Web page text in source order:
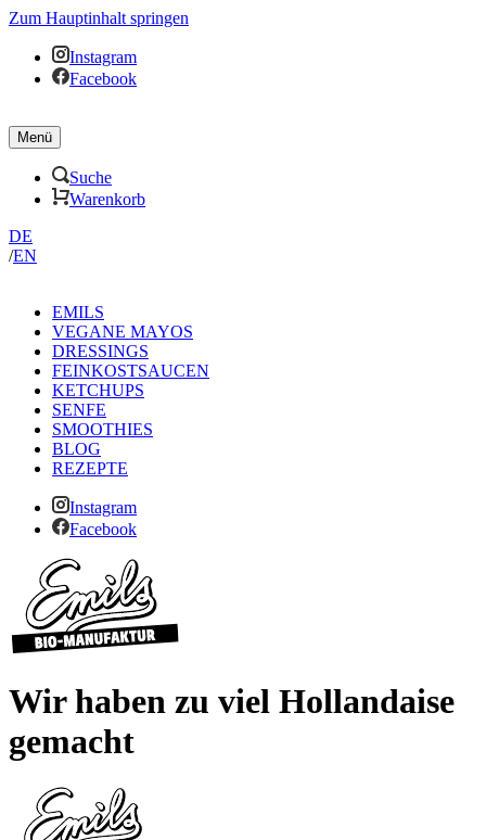
Zum Hauptinhalt springen
Instagram
Facebook
Menü
Suche
Warenkorb
DE
/EN
EMILS
VEGANE MAYOS
DRESSINGS
FEINKOSTSAUCEN
KETCHUPS
SENFE
SMOOTHIES
BLOG
REZEPTE
Instagram
Facebook
Wir haben zu viel Hollandaise
gemacht